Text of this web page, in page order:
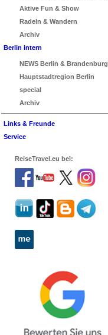
Aktive Fun & Show
Radeln & Wandern
Archiv
Berlin intern
NEWS Berlin & Brandenburg
Hauptstadtregion Berlin
special
Archiv
Links & Freunde
Service
ReiseTravel.eu bei: